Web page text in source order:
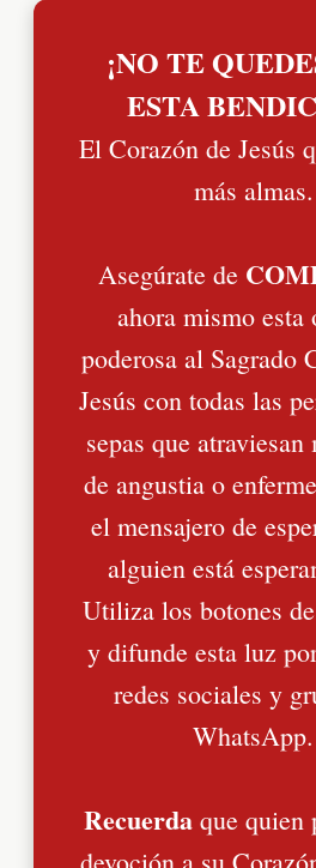
¡NO TE
ESTA
El Corazón de Jesús
más almas.
Asegúrate de
ahora mismo esta
poderosa al Sagrado
Jesús con todas las
sepas que atraviesan
de angustia o
el mensajero de
alguien está
Utiliza los botones
y difunde esta luz
redes sociales y
WhatsApp.
Recuerda que quien